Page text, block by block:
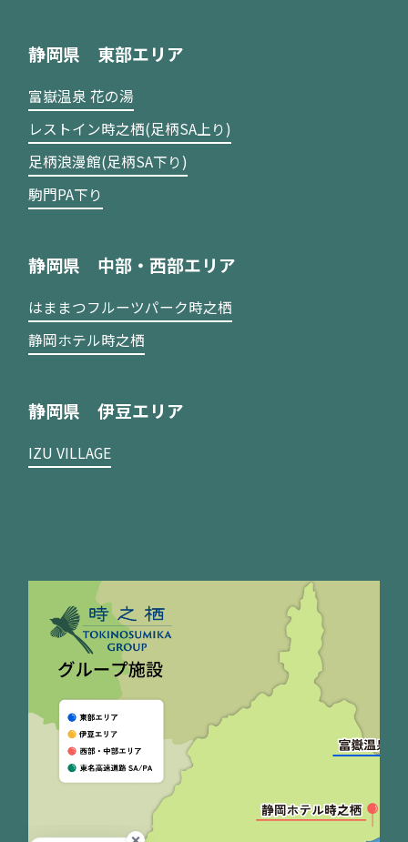
静岡県 東部エリア
富嶽温泉 花の湯
レストイン時之栖(足柄SA上り)
足柄浪漫館(足柄SA下り)
駒門PA下り
静岡県 中部・西部エリア
はままつフルーツパーク時之栖
静岡ホテル時之栖
静岡県 伊豆エリア
IZU VILLAGE